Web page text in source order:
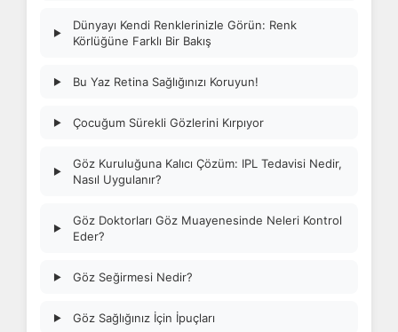
▶
Dünyayı Kendi Renklerinizle Görün: Renk
Körlüğüne Farklı Bir Bakış
▶ Bu Yaz Retina Sağlığınızı Koruyun!
▶ Çocuğum Sürekli Gözlerini Kırpıyor
▶
Göz Kuruluğuna Kalıcı Çözüm: IPL Tedavisi Nedir,
Nasıl Uygulanır?
▶
Göz Doktorları Göz Muayenesinde Neleri Kontrol
Eder?
▶ Göz Seğirmesi Nedir?
▶ Göz Sağlığınız İçin İpuçları